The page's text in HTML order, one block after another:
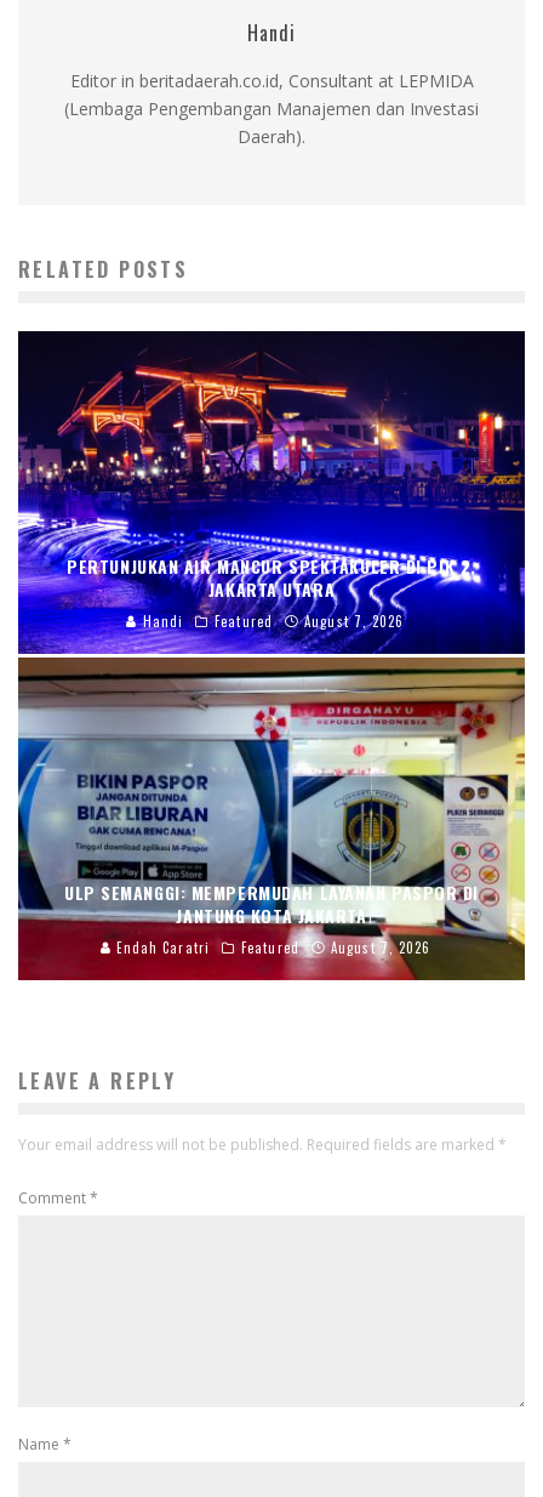
Handi
Editor in beritadaerah.co.id, Consultant at LEPMIDA
(Lembaga Pengembangan Manajemen dan Investasi
Daerah).
RELATED POSTS
PERTUNJUKAN AIR MANCUR SPEKTAKULER DI PIK 2,
JAKARTA UTARA
Handi Featured August 7, 2026
ULP SEMANGGI: MEMPERMUDAH LAYANAN PASPOR DI
JANTUNG KOTA JAKARTA
Endah Caratri Featured August 7, 2026
LEAVE A REPLY
Your email address will not be published. Required fields are marked *
Comment*
Name *